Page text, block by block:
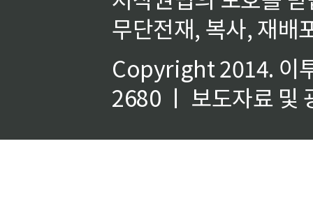
무단전재, 복사, 재배
Copyright 2014. 이
2680 ㅣ 보도자료